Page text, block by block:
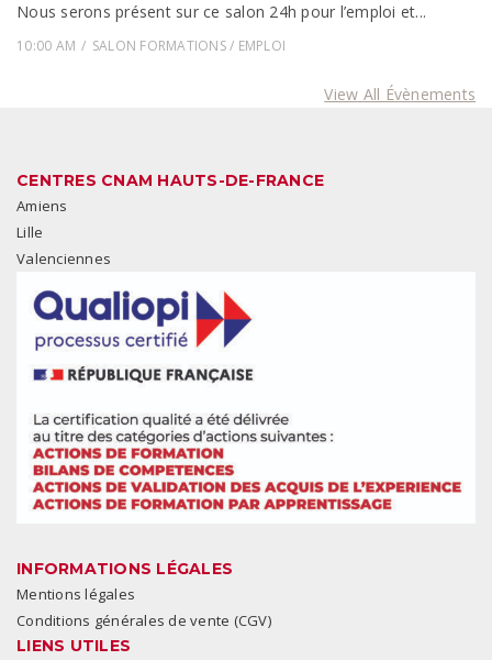
Nous serons présent sur ce salon 24h pour l’emploi et...
10:00 AM SALON FORMATIONS / EMPLOI
View All Évènements
CENTRES CNAM HAUTS-DE-FRANCE
Amiens
Lille
Valenciennes
INFORMATIONS LÉGALES
Mentions légales
Conditions générales de vente (CGV)
LIENS UTILES